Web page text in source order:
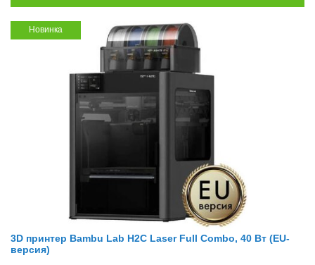
Новинка
3D принтер Bambu Lab H2C Laser Full Combo, 40 Вт (EU-
версия)